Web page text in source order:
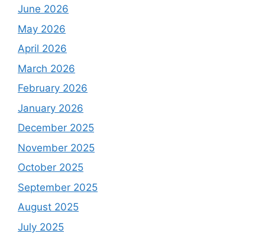
June 2026
May 2026
April 2026
March 2026
February 2026
January 2026
December 2025
November 2025
October 2025
September 2025
August 2025
July 2025